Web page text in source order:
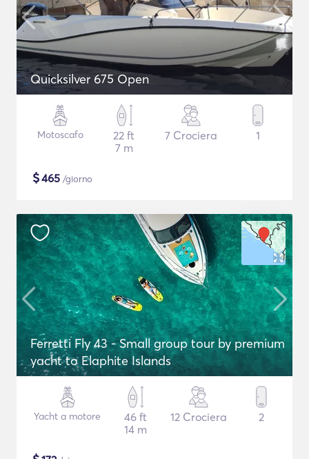
Quicksilver 675 Open
Motoscafo
22 ft
7 m
7 Crociera 1
$465 /giorno
Ferretti Fly 43 - Small group tour by premium
yacht to Elaphite Islands
Yacht a motore
46 ft
14 m
12 Crociera 2